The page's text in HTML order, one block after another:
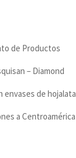
de Productos
– Diamond
envases de hojalata
a Centroamérica